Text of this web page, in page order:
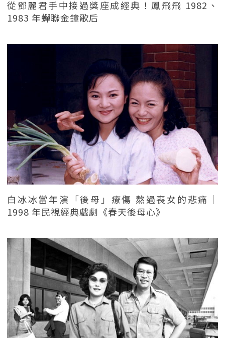
從鄧麗君手中接過獎座成經典！鳳飛飛 1982、
1983 年蟬聯金鐘歌后
白冰冰當年演「後母」療傷 熬過喪女的悲痛｜
1998 年民視經典戲劇《春天後母心》